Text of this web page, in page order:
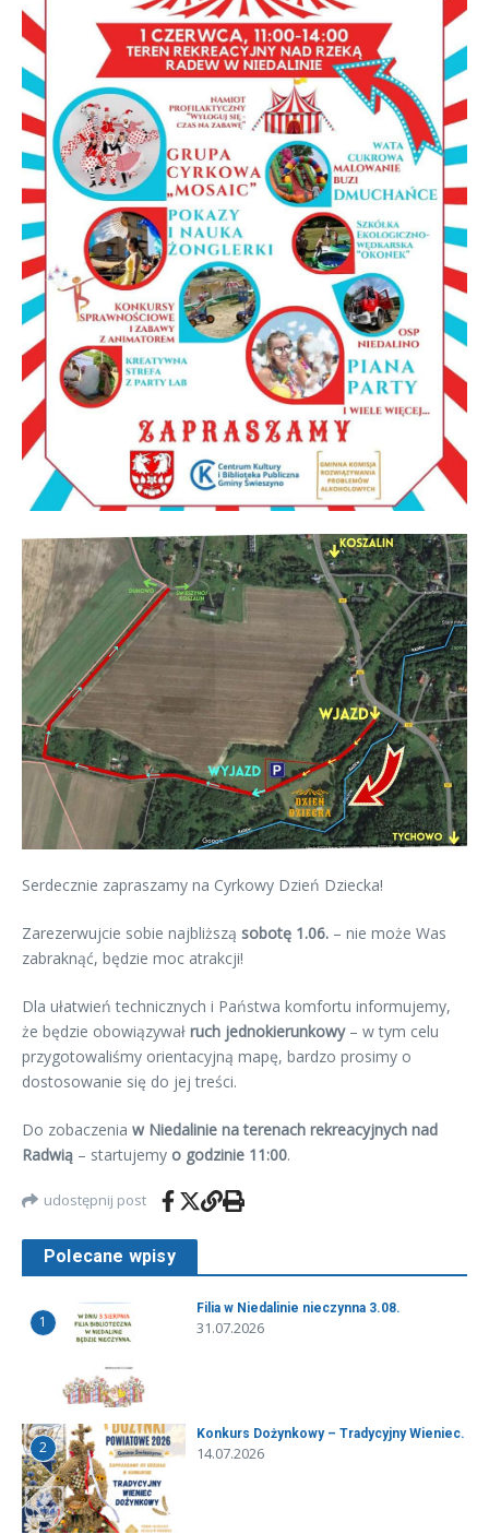
Serdecznie zapraszamy na Cyrkowy Dzień Dziecka!
Zarezerwujcie sobie najbliższą sobotę 1.06. – nie może Was
zabraknąć, będzie moc atrakcji!
Dla ułatwień technicznych i Państwa komfortu informujemy,
że będzie obowiązywał ruch jednokierunkowy– w tym celu
przygotowaliśmy orientacyjną mapę, bardzo prosimy o
dostosowanie się do jej treści.
Do zobaczenia w Niedalinie na terenach rekreacyjnych nad
Radwią – startujemy o godzinie 11:00.
udostępnij post
Polecane wpisy
1
Filia w Niedalinie nieczynna 3.08.
31.07.2026
2
Konkurs Dożynkowy – Tradycyjny Wieniec.
14.07.2026